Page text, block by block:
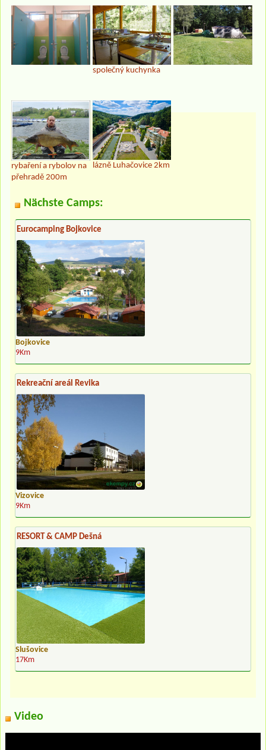
společný kuchynka
rybaření a rybolov na
přehradě 200m
lázně Luhačovice 2km
Nächste Camps:
Eurocamping Bojkovice
Bojkovice
9Km
Rekreační areál Revika
Vizovice
9Km
RESORT & CAMP Dešná
Slušovice
17Km
Video